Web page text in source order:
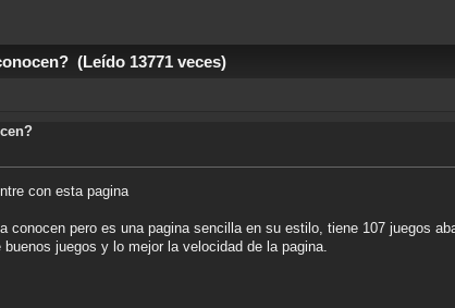
(Leído 13771 veces)
con esta pagina
conocen pero es una pagina sencilla en su estilo, tiene 107 juegos
juegos y lo mejor la velocidad de la pagina.